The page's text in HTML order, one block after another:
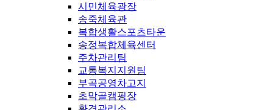
시민체육광장
송죽체육관
복합생활스포츠타운
송정복합체육센터
주차관리팀
교통복지지원팀
부곡공영차고지
초막골캠핑장